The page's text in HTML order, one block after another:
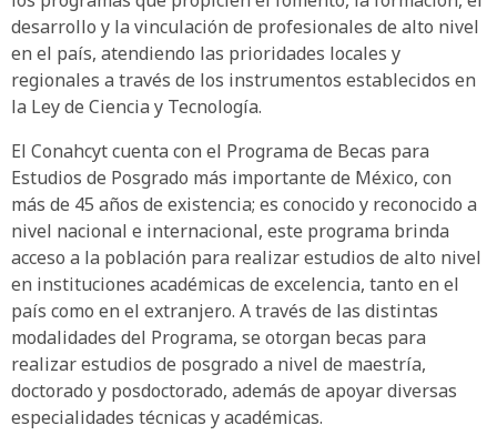
desarrollo y la vinculación de profesionales de alto nivel
en el país, atendiendo las prioridades locales y
regionales a través de los instrumentos establecidos en
la Ley de Ciencia y Tecnología.
El Conahcyt cuenta con el Programa de Becas para
Estudios de Posgrado más importante de México, con
más de 45 años de existencia; es conocido y reconocido a
nivel nacional e internacional, este programa brinda
acceso a la población para realizar estudios de alto nivel
en instituciones académicas de excelencia, tanto en el
país como en el extranjero. A través de las distintas
modalidades del Programa, se otorgan becas para
realizar estudios de posgrado a nivel de maestría,
doctorado y posdoctorado, además de apoyar diversas
especialidades técnicas y académicas.